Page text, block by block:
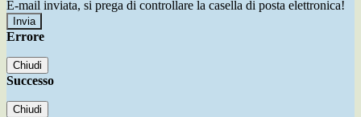
E-mail inviata, si prega di controllare la casella di posta elettronica!
Errore
Chiudi
Successo
Chiudi